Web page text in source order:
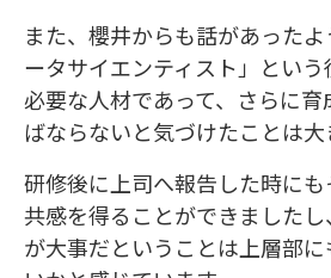
また、櫻井からも話があった
ータサイエンティスト」とい
必要な人材であって、さらに
ばならないと気づけたことは大
研修後に上司へ報告した時に
共感を得ることができました
が大事だということは上層部